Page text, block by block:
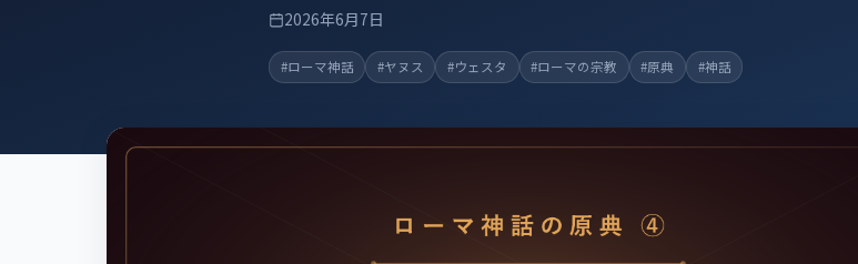
2026年6月7日
#ローマ神話 #ヤヌス #ウェスタ #ローマの宗教 #原典 #神話